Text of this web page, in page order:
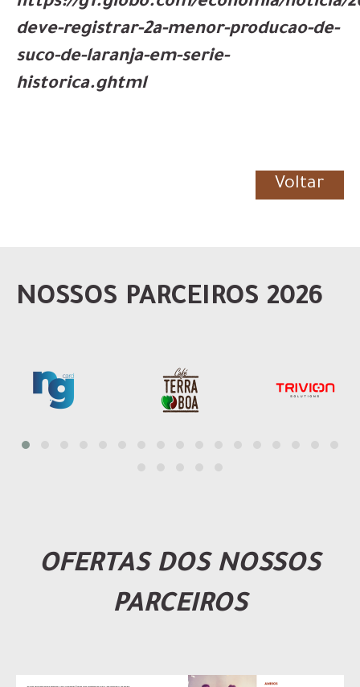
deve-registrar-2a-menor-producao-de-
suco-de-laranja-em-serie-
historica.ghtml
Voltar
NOSSOS PARCEIROS 2026
OFERTAS DOS NOSSOS
PARCEIROS